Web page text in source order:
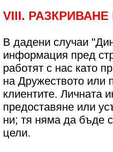
VIII.
В дадени случаи
информация пред
работят с нас като
на Дружеството или
клиентите. Личната
предоставяне или
ни; тя няма да бъде
цели.